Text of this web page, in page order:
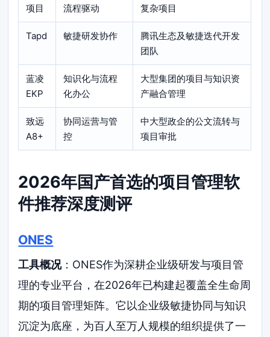
项目
流程驱动
复杂项目
Tapd 敏捷研发协作
腾讯生态及敏捷迭代开发
团队
蓝凌
EKP
知识化与流程
化办公
大型集团的项目与知识资
产融合管理
致远
A8+
协同运营与管
控
中大型政企的公文流转与
项目审批
2026年国产首选的项目管理软
件推荐深度测评
ONES
工具概况：ONES作为深耕企业级研发与项目管
理的专业平台，在2026年已构建起覆盖全生命周
期的项目管理矩阵。它以企业级敏捷协同与知识
沉淀为底座，为百人至万人规模的组织提供了一